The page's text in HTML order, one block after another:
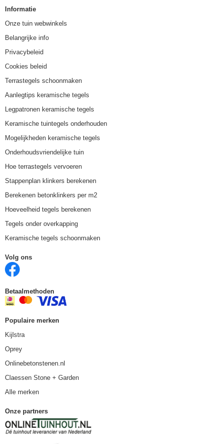
Informatie
Onze tuin webwinkels
Belangrijke info
Privacybeleid
Cookies beleid
Terrastegels schoonmaken
Aanlegtips keramische tegels
Legpatronen keramische tegels
Keramische tuintegels onderhouden
Mogelijkheden keramische tegels
Onderhoudsvriendelijke tuin
Hoe terrastegels vervoeren
Stappenplan klinkers berekenen
Berekenen betonklinkers per m2
Hoeveelheid tegels berekenen
Tegels onder overkapping
Keramische tegels schoonmaken
Volg ons
Betaalmethoden
Populaire merken
Kijlstra
Oprey
Onlinebetonstenen.nl
Claessen Stone + Garden
Alle merken
Onze partners